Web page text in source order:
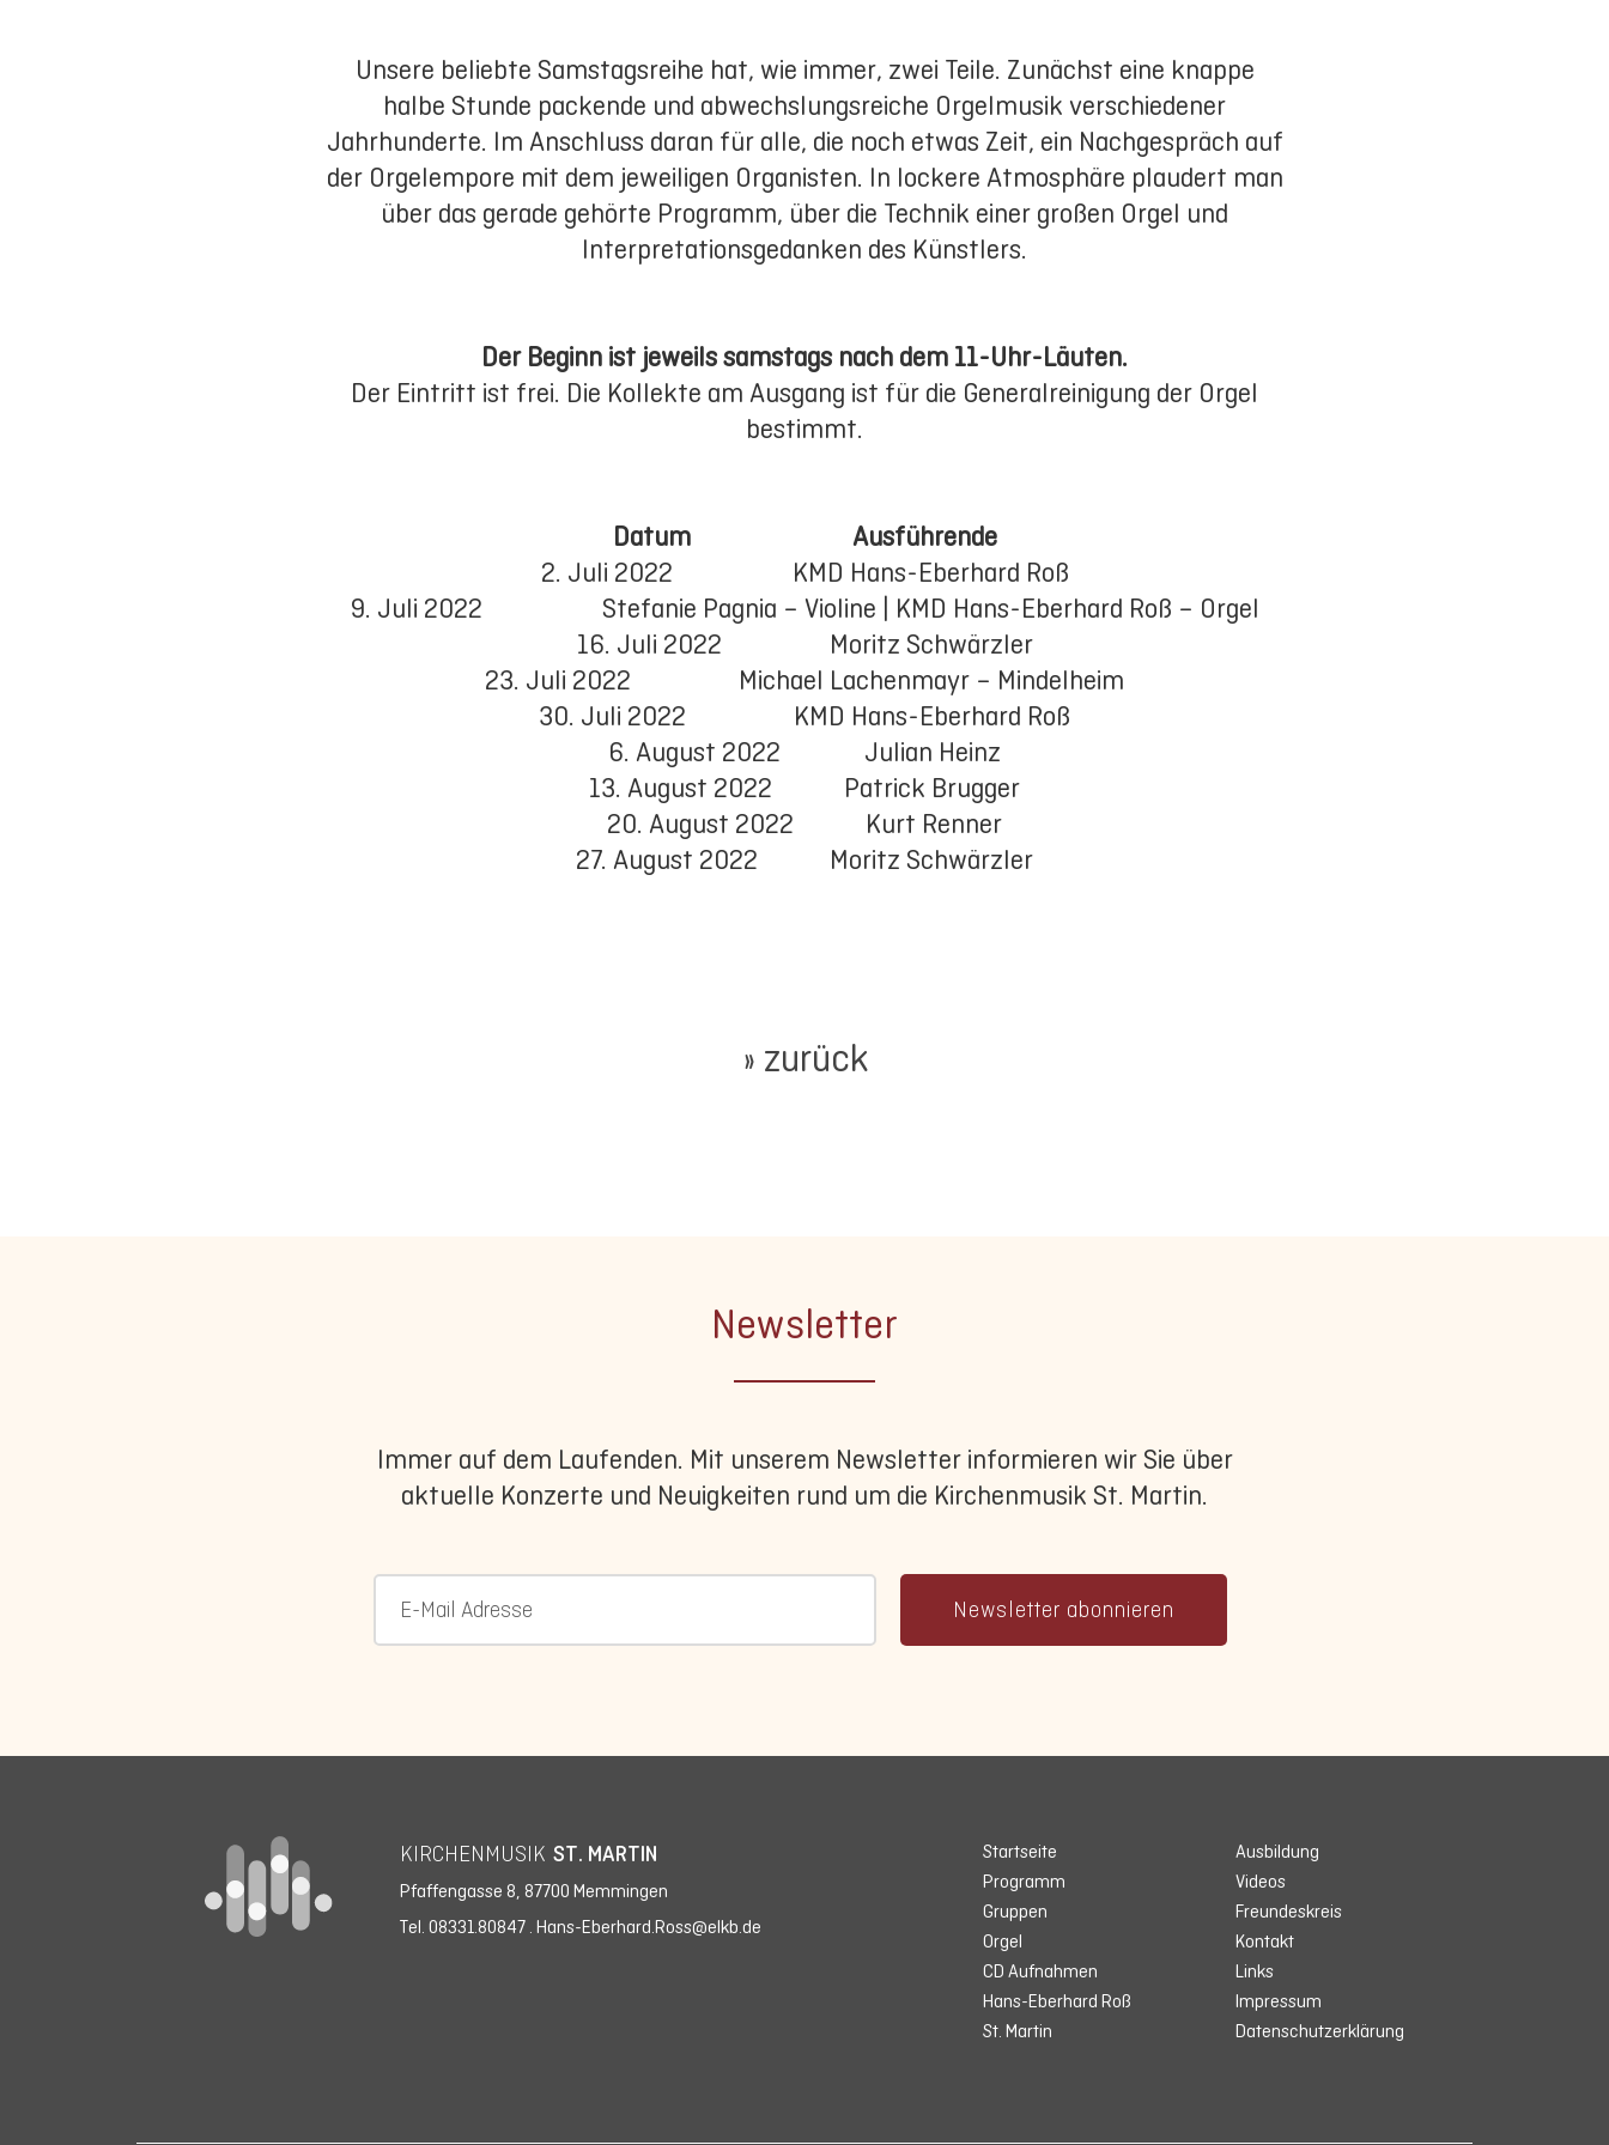
Unsere beliebte Samstagsreihe hat, wie immer, zwei Teile. Zunächst eine knappe
halbe Stunde packende und abwechslungsreiche Orgelmusik verschiedener
Jahrhunderte. Im Anschluss daran für alle, die noch etwas Zeit, ein Nachgespräch auf
der Orgelempore mit dem jeweiligen Organisten. In lockere Atmosphäre plaudert man
über das gerade gehörte Programm, über die Technik einer großen Orgel und
Interpretationsgedanken des Künstlers.
Der Beginn ist jeweils samstags nach dem 11-Uhr-Läuten.
Der Eintritt ist frei. Die Kollekte am Ausgang ist für die Generalreinigung der Orgel
bestimmt.
Datum Ausführende
2. Juli 2022 KMD Hans-Eberhard Roß
9. Juli 2022 Stefanie Pagnia – Violine | KMD Hans-Eberhard Roß – Orgel
16. Juli 2022 Moritz Schwärzler
23. Juli 2022 Michael Lachenmayr – Mindelheim
30. Juli 2022 KMD Hans-Eberhard Roß
6. August 2022 Julian Heinz
13. August 2022 Patrick Brugger
20. August 2022 Kurt Renner
27. August 2022 Moritz Schwärzler
» zurück
Newsletter
Immer auf dem Laufenden. Mit unserem Newsletter informieren wir Sie über
aktuelle Konzerte und Neuigkeiten rund um die Kirchenmusik St. Martin.
Newsletter abonnieren
KIRCHENMUSIK ST. MARTIN
Pfaffengasse 8, 87700 Memmingen
Tel. 08331.80847 .Hans-Eberhard.Ross@elkb.de
Startseite
Programm
Gruppen
Orgel
CD Aufnahmen
Hans-Eberhard Roß
St. Martin
Ausbildung
Videos
Freundeskreis
Kontakt
Links
Impressum
Datenschutzerklärung